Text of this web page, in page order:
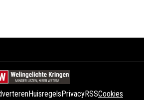
HuisregelsPrivacyRSSCookies